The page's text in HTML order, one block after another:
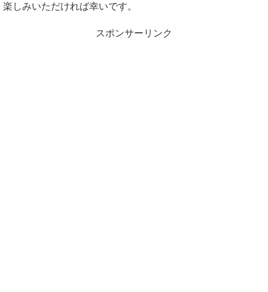
楽しみいただければ幸いです。
スポンサーリンク